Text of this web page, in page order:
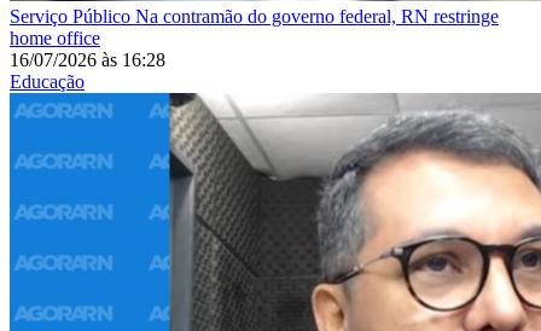
Serviço Público Na contramão do governo federal, RN restringe
home office
16/07/2026 às 16:28
Educação